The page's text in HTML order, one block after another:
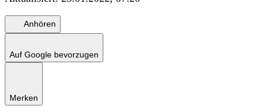
Anhören
Auf Google bevorzugen
Merken